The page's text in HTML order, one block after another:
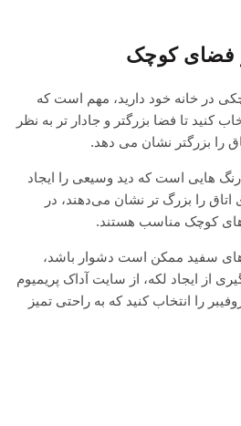
فضای کوچک
در خانه خود دارید، مهم است که
کنید تا فضا بزرگتر و جادار تر به نظر
را بزرگتر نشان می دهد.
هایی است که دید وسیعی را ایجاد
را بزرگ تر نشان می‌دهند، در
کوچک مناسب هستند.
های سفید ممکن است دشوار باشد،
از ایجاد لکه، از سایت آداک پریمیوم
را انتخاب کنید که به راحتی تمیز